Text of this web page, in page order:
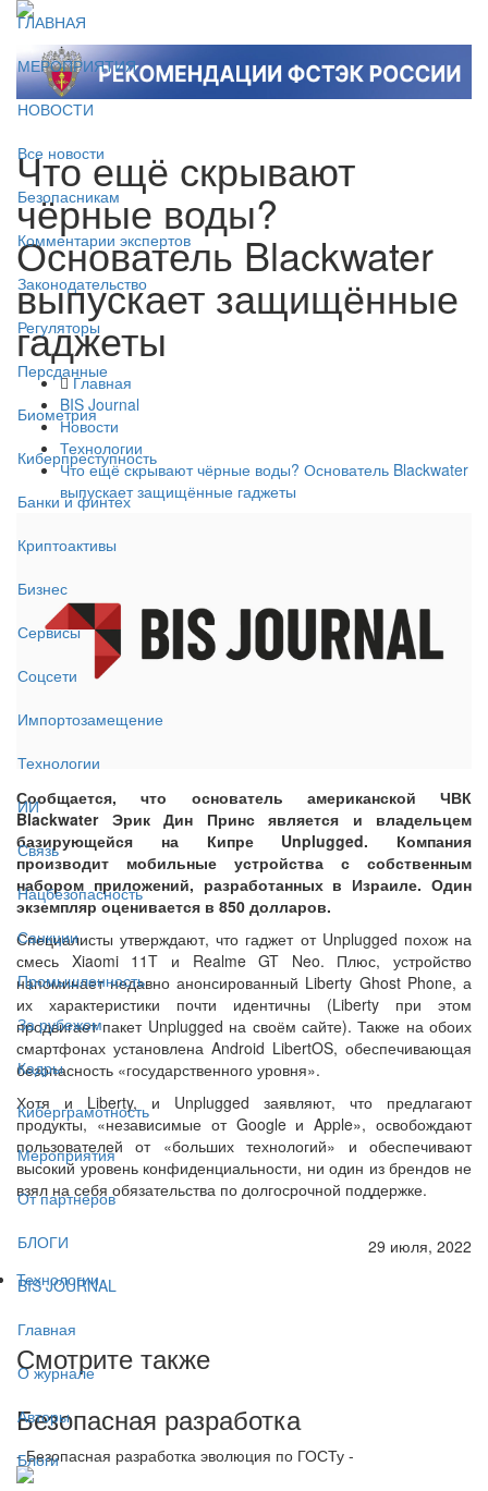
ГЛАВНАЯ
МЕРОПРИЯТИЯ
НОВОСТИ
Все новости
Безопасникам
Комментарии экспертов
Законодательство
Регуляторы
Персданные
Биометрия
Киберпреступность
Банки и финтех
Криптоактивы
Бизнес
Сервисы
Соцсети
Импортозамещение
Технологии
ИИ
Связь
Нацбезопасность
Санкции
Промышленность
За рубежом
Кадры
Киберграмотность
Мероприятия
От партнёров
БЛОГИ
BIS JOURNAL
Главная
О журнале
Авторы
Блоги
Что ещё скрывают
чёрные воды?
Основатель Blackwater
выпускает защищённые
гаджеты
Главная
BIS Journal
Новости
Технологии
Что ещё скрывают чёрные воды? Основатель Blackwater
выпускает защищённые гаджеты
Сообщается, что основатель американской ЧВК
Blackwater Эрик Дин Принс является и владельцем
базирующейся на Кипре Unplugged. Компания
производит мобильные устройства с собственным
набором приложений, разработанных в Израиле. Один
экземпляр оценивается в 850 долларов.
Специалисты утверждают, что гаджет от Unplugged похож на
смесь Xiaomi 11T и Realme GT Neo. Плюс, устройство
напоминает недавно анонсированный Liberty Ghost Phone, а
их характеристики почти идентичны (Liberty при этом
продвигает пакет Unplugged на своём сайте). Также на обоих
смартфонах установлена Android LibertOS, обеспечивающая
безопасность «государственного уровня».
Хотя и Liberty, и Unplugged заявляют, что предлагают
продукты, «независимые от Google и Apple», освобождают
пользователей от «больших технологий» и обеспечивают
высокий уровень конфиденциальности, ни один из брендов не
взял на себя обязательства по долгосрочной поддержке.
29 июля, 2022
Технологии
Смотрите также
Безопасная разработка
- Безопасная разработка эволюция по ГОСТу -